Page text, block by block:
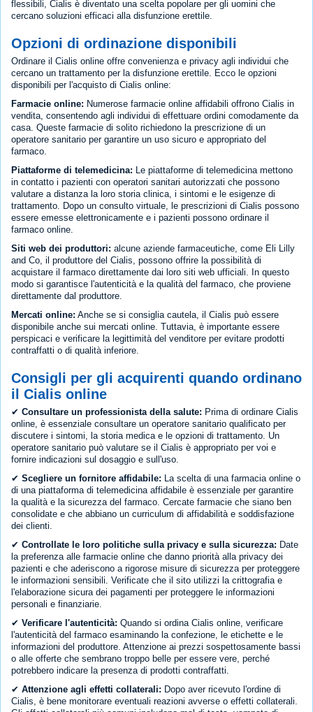
flessibili, Cialis è diventato una scelta popolare per gli uomini che
cercano soluzioni efficaci alla disfunzione erettile.
Opzioni di ordinazione disponibili
Ordinare il Cialis online offre convenienza e privacy agli individui che
cercano un trattamento per la disfunzione erettile. Ecco le opzioni
disponibili per l'acquisto di Cialis online:
Farmacie online: Numerose farmacie online affidabili offrono Cialis in
vendita, consentendo agli individui di effettuare ordini comodamente da
casa. Queste farmacie di solito richiedono la prescrizione di un
operatore sanitario per garantire un uso sicuro e appropriato del
farmaco.
Piattaforme di telemedicina: Le piattaforme di telemedicina mettono
in contatto i pazienti con operatori sanitari autorizzati che possono
valutare a distanza la loro storia clinica, i sintomi e le esigenze di
trattamento. Dopo un consulto virtuale, le prescrizioni di Cialis possono
essere emesse elettronicamente e i pazienti possono ordinare il
farmaco online.
Siti web dei produttori: alcune aziende farmaceutiche, come Eli Lilly
and Co, il produttore del Cialis, possono offrire la possibilità di
acquistare il farmaco direttamente dai loro siti web ufficiali. In questo
modo si garantisce l'autenticità e la qualità del farmaco, che proviene
direttamente dal produttore.
Mercati online: Anche se si consiglia cautela, il Cialis può essere
disponibile anche sui mercati online. Tuttavia, è importante essere
perspicaci e verificare la legittimità del venditore per evitare prodotti
contraffatti o di qualità inferiore.
Consigli per gli acquirenti quando ordinano
il Cialis online
✔ Consultare un professionista della salute: Prima di ordinare Cialis
online, è essenziale consultare un operatore sanitario qualificato per
discutere i sintomi, la storia medica e le opzioni di trattamento. Un
operatore sanitario può valutare se il Cialis è appropriato per voi e
fornire indicazioni sul dosaggio e sull'uso.
✔ Scegliere un fornitore affidabile: La scelta di una farmacia online o
di una piattaforma di telemedicina affidabile è essenziale per garantire
la qualità e la sicurezza del farmaco. Cercate farmacie che siano ben
consolidate e che abbiano un curriculum di affidabilità e soddisfazione
dei clienti.
✔ Controllate le loro politiche sulla privacy e sulla sicurezza: Date
la preferenza alle farmacie online che danno priorità alla privacy dei
pazienti e che aderiscono a rigorose misure di sicurezza per proteggere
le informazioni sensibili. Verificate che il sito utilizzi la crittografia e
l'elaborazione sicura dei pagamenti per proteggere le informazioni
personali e finanziarie.
✔ Verificare l'autenticità: Quando si ordina Cialis online, verificare
l'autenticità del farmaco esaminando la confezione, le etichette e le
informazioni del produttore. Attenzione ai prezzi sospettosamente bassi
o alle offerte che sembrano troppo belle per essere vere, perché
potrebbero indicare la presenza di prodotti contraffatti.
✔ Attenzione agli effetti collaterali: Dopo aver ricevuto l'ordine di
Cialis, è bene monitorare eventuali reazioni avverse o effetti collaterali.